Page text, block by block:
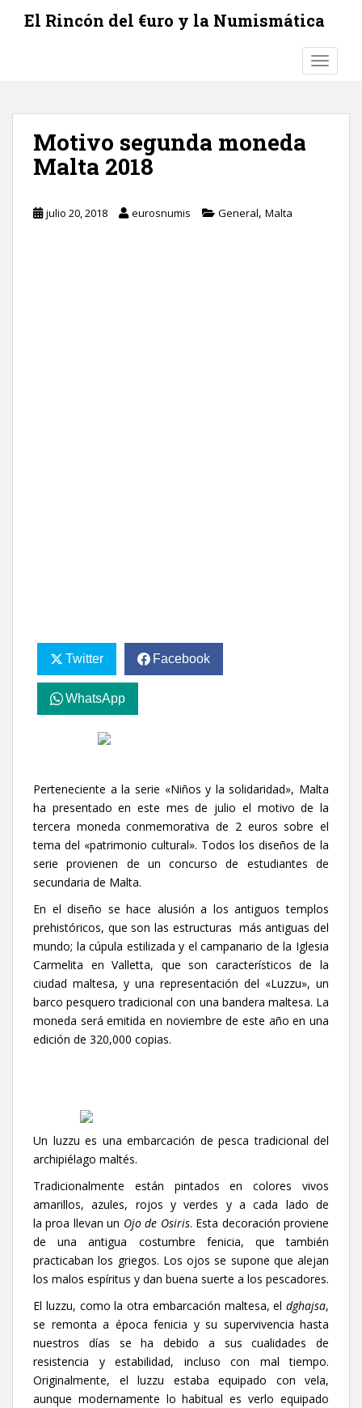
El Rincón del €uro y la Numismática
Motivo segunda moneda
Malta 2018
julio 20, 2018 eurosnumis General, Malta
Twitter Facebook
WhatsApp
Perteneciente a la serie «Niños y la solidaridad», Malta
ha presentado en este mes de julio el motivo de la
tercera moneda conmemorativa de 2 euros sobre el
tema del «patrimonio cultural». Todos los diseños de la
serie provienen de un concurso de estudiantes de
secundaria de Malta.
En el diseño se hace alusión a los antiguos templos
prehistóricos, que son las estructuras más antiguas del
mundo; la cúpula estilizada y el campanario de la Iglesia
Carmelita en Valletta, que son característicos de la
ciudad maltesa, y una representación del «Luzzu», un
barco pesquero tradicional con una bandera maltesa. La
moneda será emitida en noviembre de este año en una
edición de 320,000 copias.
Un luzzu es una embarcación de pesca tradicional del
archipiélago maltés.
Tradicionalmente están pintados en colores vivos
amarillos, azules, rojos y verdes y a cada lado de
la proa llevan un Ojo de Osiris. Esta decoración proviene
de una antigua costumbre fenicia, que también
practicaban los griegos. Los ojos se supone que alejan
los malos espíritus y dan buena suerte a los pescadores.
El luzzu, como la otra embarcación maltesa, el dghajsa,
se remonta a época fenicia y su supervivencia hasta
nuestros días se ha debido a sus cualidades de
resistencia y estabilidad, incluso con mal tiempo.
Originalmente, el luzzu estaba equipado con vela,
aunque modernamente lo habitual es verlo equipado